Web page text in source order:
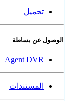
تحميل
الوصول عن بساطة
Agent DVR
المستندات